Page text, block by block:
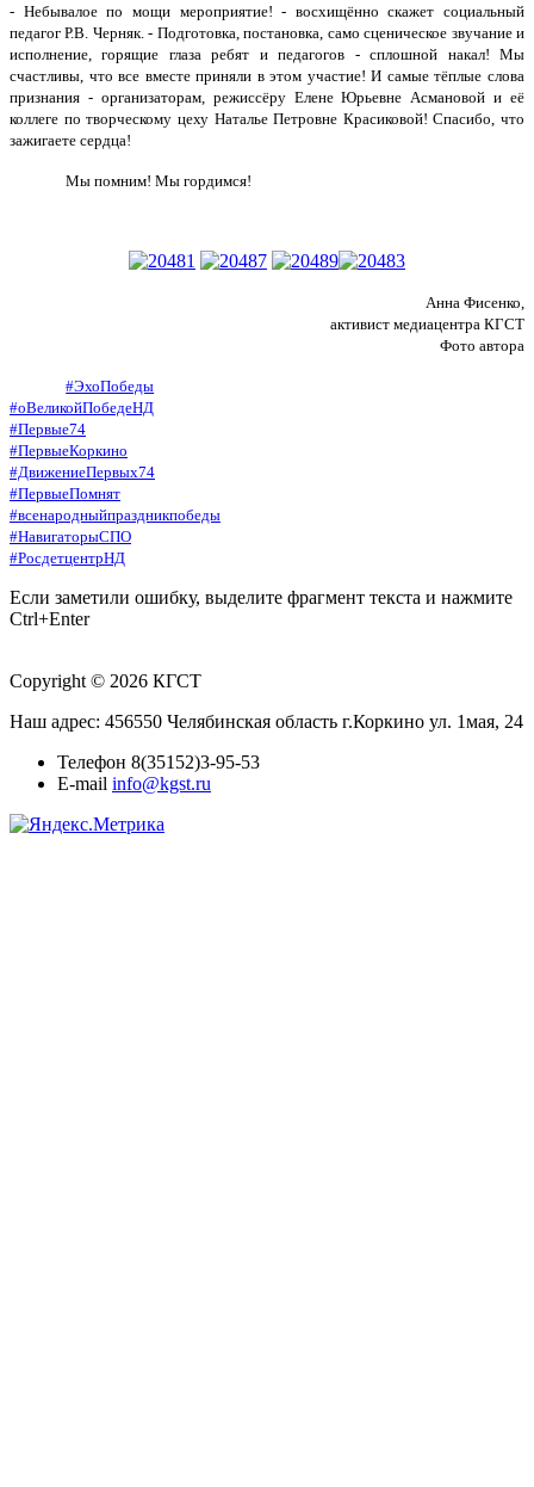
- Небывалое по мощи мероприятие! - восхищённо скажет социальный
педагог Р.В. Черняк. - Подготовка, постановка, само сценическое звучание и
исполнение, горящие глаза ребят и педагогов - сплошной накал! Мы
счастливы, что все вместе приняли в этом участие! И самые тёплые слова
признания - организаторам, режиссёру Елене Юрьевне Асмановой и её
коллеге по творческому цеху Наталье Петровне Красиковой! Спасибо, что
зажигаете сердца!
Мы помним! Мы гордимся!
Анна Фисенко,
активист медиацентра КГСТ
Фото автора
#ЭхоПобеды
#оВеликойПобедеНД
#Первые74
#ПервыеКоркино
#ДвижениеПервых74
#ПервыеПомнят
#всенародныйпраздникпобеды
#НавигаторыСПО
#РосдетцентрНД
Если заметили ошибку, выделите фрагмент текста и нажмите
Ctrl+Enter
Copyright © 2026 КГСТ
Наш адрес: 456550 Челябинская область г.Коркино ул. 1мая, 24
Телефон 8(35152)3-95-53
E-mail info@kgst.ru